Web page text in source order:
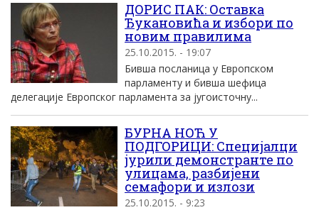
ДОРИС ПАК: Оставка
Ђукановића и избори по
новим правилима
25.10.2015. - 19:07
Бивша посланица у Европском
парламенту и бивша шефица
делегације Европског парламента за југоисточну...
БУРНА НОЋ У
ПОДГОРИЦИ: Специјалци
јурили демонстранте по
улицама, разбијени
семафори и излози
25.10.2015. - 9:23